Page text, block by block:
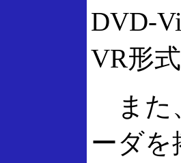
DVD-
VR形
また
ーダを